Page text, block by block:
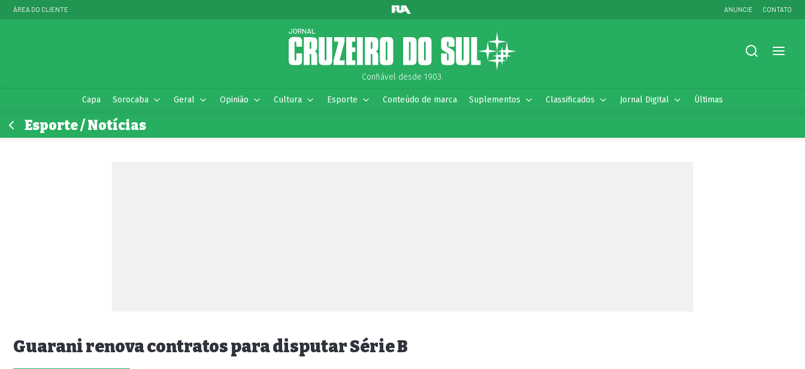
ÁREA DO CLIENTE ANUNCIE CONTATO
Confiável desde 1903.
Capa Sorocaba Geral Opinião Cultura Esporte Conteúdo de marca Suplementos Classificados Jornal Digital Últimas
Esporte / Notícias
Guarani renova contratos para disputar Série B